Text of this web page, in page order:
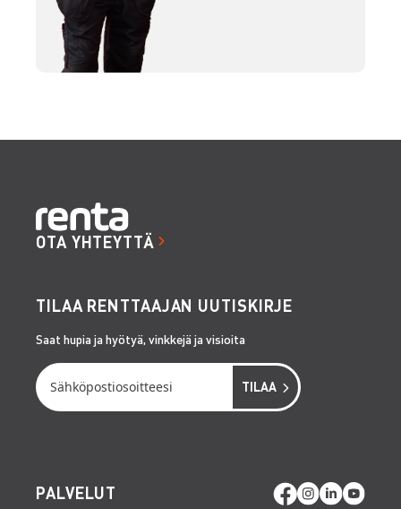
OTA YHTEYTTÄ
TILAA RENTTAAJAN UUTISKIRJE
Saat hupia ja hyötyä, vinkkejä ja visioita
PALVELUT